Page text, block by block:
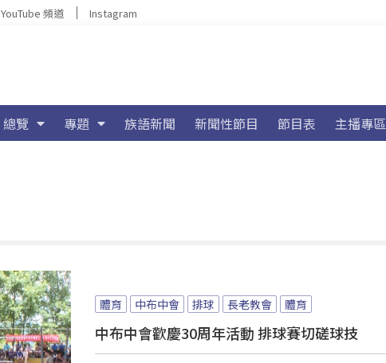
YouTube 頻道 Instagram
總覽 專題 族語新聞 新聞性節目 節目表 主播專區
體育 中布中會 排球 長老教會 體育
中布中會歡慶30周年活動 排球賽切磋球技